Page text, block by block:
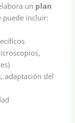
un plan
puede incluir:
adaptación del